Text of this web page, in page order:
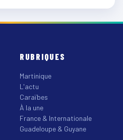
RUBRIQUES
Martinique
L'actu
Caraïbes
À la une
France & Internationale
Guadeloupe & Guyane